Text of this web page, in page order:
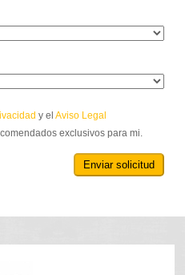
y el Aviso Legal
exclusivos para mi.
Enviar solicitud